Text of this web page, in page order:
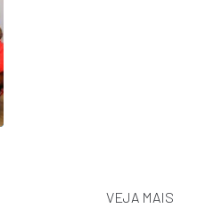
VEJA MAIS